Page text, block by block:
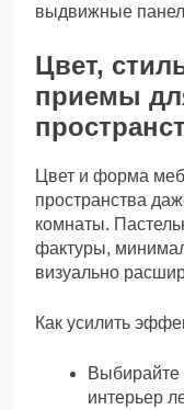
выдвижные
Цвет,
приемы
Цвет и форма
пространства
комнаты.
фактуры,
визуально
Как усилить
Выбирайте
интерьер